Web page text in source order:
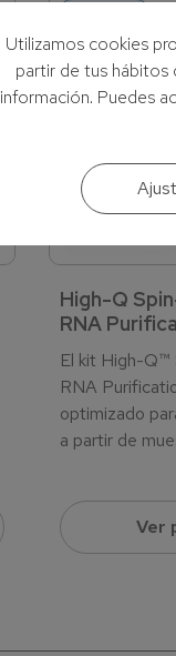
High-Q
RNA
El kit High-Q™
RNA
optimizado
a partir de
Ver
Utilizamos cookies
partir de tus hábitos
información. Puedes